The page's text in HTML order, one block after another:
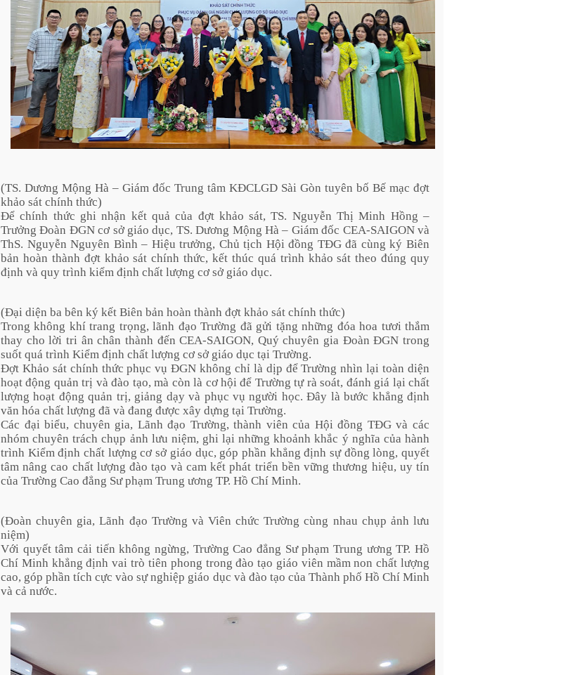
(TS. Dương Mộng Hà – Giám đốc Trung tâm KĐCLGD Sài Gòn tuyên bố Bế mạc đợt
khảo sát chính thức)
Để chính thức ghi nhận kết quả của đợt khảo sát, TS. Nguyễn Thị Minh Hồng –
Trưởng Đoàn ĐGN cơ sở giáo dục, TS. Dương Mộng Hà – Giám đốc CEA-SAIGON và
ThS. Nguyễn Nguyên Bình – Hiệu trưởng, Chủ tịch Hội đồng TĐG đã cùng ký Biên
bản hoàn thành đợt khảo sát chính thức, kết thúc quá trình khảo sát theo đúng quy
định và quy trình kiểm định chất lượng cơ sở giáo dục.
(Đại diện ba bên ký kết Biên bản hoàn thành đợt khảo sát chính thức)
Trong không khí trang trọng, lãnh đạo Trường đã gửi tặng những đóa hoa tươi thắm
thay cho lời tri ân chân thành đến CEA-SAIGON, Quý chuyên gia Đoàn ĐGN trong
suốt quá trình Kiểm định chất lượng cơ sở giáo dục tại Trường.
Đợt Khảo sát chính thức phục vụ ĐGN không chỉ là dịp để Trường nhìn lại toàn diện
hoạt động quản trị và đào tạo, mà còn là cơ hội để Trường tự rà soát, đánh giá lại chất
lượng hoạt động quản trị, giảng dạy và phục vụ người học. Đây là bước khẳng định
văn hóa chất lượng đã và đang được xây dựng tại Trường.
Các đại biểu, chuyên gia, Lãnh đạo Trường, thành viên của Hội đồng TĐG và các
nhóm chuyên trách chụp ảnh lưu niệm, ghi lại những khoảnh khắc ý nghĩa của hành
trình Kiểm định chất lượng cơ sở giáo dục, góp phần khẳng định sự đồng lòng, quyết
tâm nâng cao chất lượng đào tạo và cam kết phát triển bền vững thương hiệu, uy tín
của Trường Cao đẳng Sư phạm Trung ương TP. Hồ Chí Minh.
(Đoàn chuyên gia, Lãnh đạo Trường và Viên chức Trường cùng nhau chụp ảnh lưu
niệm)
Với quyết tâm cải tiến không ngừng, Trường Cao đẳng Sư phạm Trung ương TP. Hồ
Chí Minh khẳng định vai trò tiên phong trong đào tạo giáo viên mầm non chất lượng
cao, góp phần tích cực vào sự nghiệp giáo dục và đào tạo của Thành phố Hồ Chí Minh
và cả nước.